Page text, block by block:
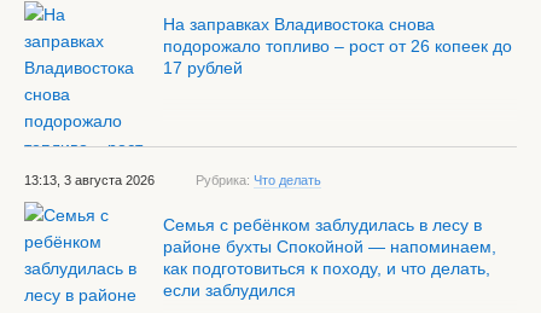
На заправках Владивостока снова
подорожало топливо – рост от 26 копеек до
17 рублей
13:13, 3 августа 2026 Рубрика: Что делать
Семья с ребёнком заблудилась в лесу в
районе бухты Спокойной — напоминаем,
как подготовиться к походу, и что делать,
если заблудился